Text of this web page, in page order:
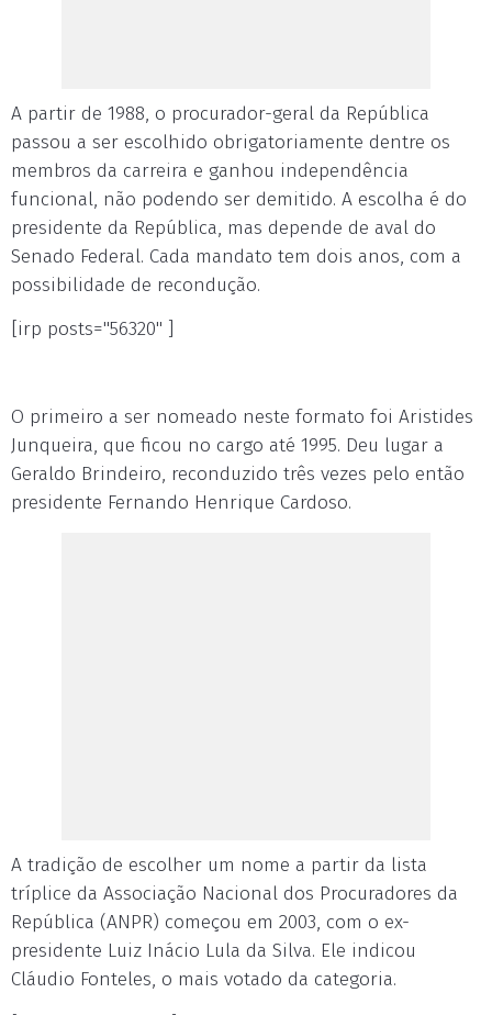
A partir de 1988, o procurador-geral da República
passou a ser escolhido obrigatoriamente dentre os
membros da carreira e ganhou independência
funcional, não podendo ser demitido. A escolha é do
presidente da República, mas depende de aval do
Senado Federal. Cada mandato tem dois anos, com a
possibilidade de recondução.
[irp posts="56320" ]
O primeiro a ser nomeado neste formato foi Aristides
Junqueira, que ficou no cargo até 1995. Deu lugar a
Geraldo Brindeiro, reconduzido três vezes pelo então
presidente Fernando Henrique Cardoso.
A tradição de escolher um nome a partir da lista
tríplice da Associação Nacional dos Procuradores da
República (ANPR) começou em 2003, com o ex-
presidente Luiz Inácio Lula da Silva. Ele indicou
Cláudio Fonteles, o mais votado da categoria.